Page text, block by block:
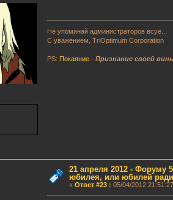
Не упоминай администраторов всуе...
С уважением, TriOptimum Corporation
PS: Покаяние -Признание своей
21 апреля 2012 - Форуму
юбилея, или юбилей
« Ответ #23: 05/04/2012